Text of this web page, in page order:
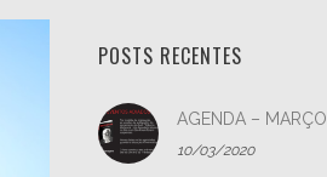
POSTS RECENTES
AGENDA – MARÇO
10/03/2020